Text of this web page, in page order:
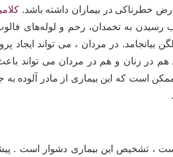
خطرناکی در بیماران داشته باشد.
در مردان ، می تواند ایجاد
هم در زنان و هم در مردان می تواند
است که این بیماری از مادر آلوده به
، تشخیص این بیماری دشوار است .